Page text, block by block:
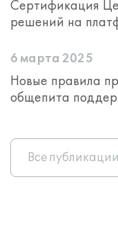
Сертификация
решений на
6 марта 2025
Новые правила
общепита
Все публикации